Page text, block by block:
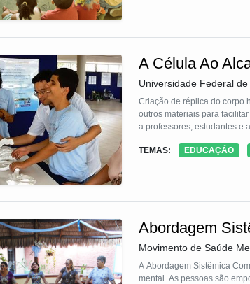
A Célula Ao
Universidade Federal
Criação de réplica do corpo
outros materiais para
a professores, estudantes e
TEMAS: EDUCAÇÃO
Abordagem
Movimento de Saúde
A Abordagem Sistêmica
mental. As pessoas são